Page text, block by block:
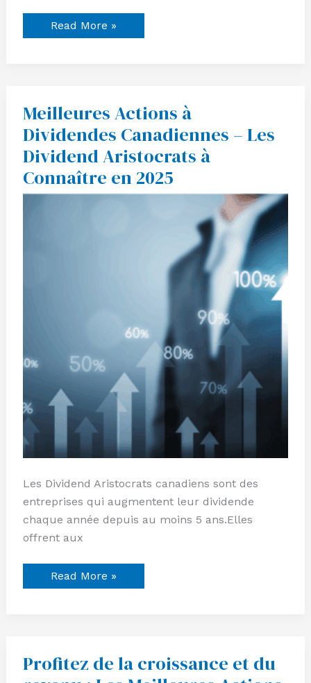
Read More »
Meilleures Actions à
Dividendes Canadiennes – Les
Dividend Aristocrats à
Connaître en 2025
Les Dividend Aristocrats canadiens sont des
entreprises qui augmentent leur dividende
chaque année depuis au moins 5 ans.Elles
offrent aux
Meilleures
Actions
à
Dividendes
Canadiennes
–
Les
Dividend
Aristocrats
Read More »
Profitez de la croissance et du
Profitez
de
la